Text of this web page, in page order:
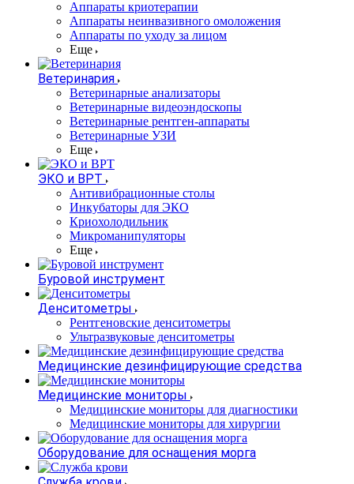
Аппараты криотерапии
Аппараты неинвазивного омоложения
Аппараты по уходу за лицом
Еще
Ветеринария
Ветеринарные анализаторы
Ветеринарные видеоэндоскопы
Ветеринарные рентген-аппараты
Ветеринарные УЗИ
Еще
ЭКО и ВРТ
Антивибрационные столы
Инкубаторы для ЭКО
Криохолодильник
Микроманипуляторы
Еще
Буровой инструмент
Денситометры
Рентгеновские денситометры
Ультразвуковые денситометры
Медицинские дезинфицирующие средства
Медицинские мониторы
Медицинские мониторы для диагностики
Медицинские мониторы для хирургии
Оборудование для оснащения морга